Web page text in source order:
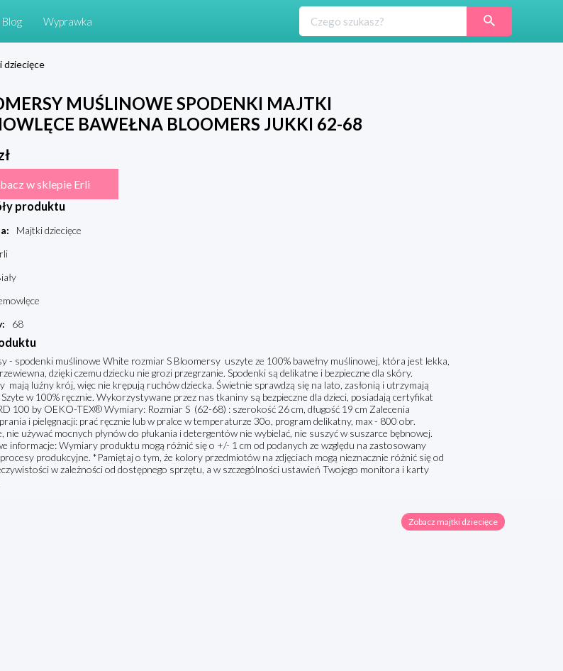
Blog Wyprawka
dziecięce
MUŚLINOWE SPODENKI MAJTKI
BAWEŁNA BLOOMERS JUKKI 62-68
w sklepie Erli
produktu
:
Majtki dziecięce
: 68
- spodenki muślinowe White rozmiar S Bloomersy uszyte ze 100% bawełny muślinowej, która jest lekka,
dzięki czemu dziecku nie grozi przegrzanie. Spodenki są delikatne i bezpieczne dla skóry.
mają luźny krój, więc nie krępują ruchów dziecka. Świetnie sprawdzą się na lato, zasłonią i utrzymają
Szyte w 100% ręcznie. Wykorzystywane przez nas tkaniny są bezpieczne dla dzieci, posiadają certyfikat
100 by OEKO-TEX® Wymiary: Rozmiar S (62-68) : szerokość 26 cm, długość 19 cm Zalecenia
i pielęgnacji: prać ręcznie lub w pralce w temperaturze 30o, program delikatny, max - 800 obr.
nie używać mocnych płynów do płukania i detergentów nie wybielać, nie suszyć w suszarce bębnowej.
informacje: Wymiary produktu mogą różnić się o +/- 1 cm od podanych ze względu na zastosowany
produkcyjne. *Pamiętaj o tym, że kolory przedmiotów na zdjęciach mogą nieznacznie różnić się od
w zależności od dostępnego sprzętu, a w szczególności ustawień Twojego monitora i karty
Zobacz majtki dziecięce